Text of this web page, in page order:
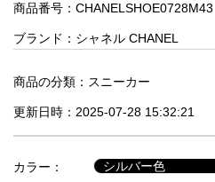
人
気
商
セ
ル
商品番号：CHANELSHOE0728M43
ブランド： シャネル CHANEL
商品の分類： スニーカー
更新日時：2025-07-28 15:32:21
カラー：